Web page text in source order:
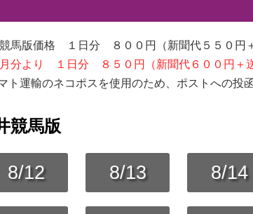
馬版価格 １日分 ８００円（新聞代５５０円＋
分より １日分 ８５０円（新聞代６００円＋送
ト運輸のネコポスを使用のため、ポストへの投
競馬版
8/12 8/13 8/14